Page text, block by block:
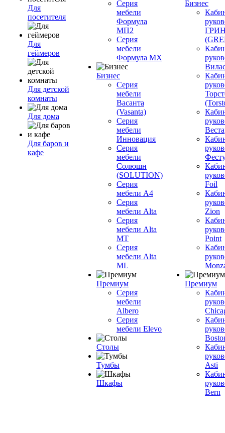
Для
посетителя
Для
геймеров
Для детской
комнаты
Для дома
Для баров и
кафе
Серия
мебели
Формула
МП2
Серия
мебели
Формула МХ
Бизнес
Серия
мебели
Васанта
(Vasanta)
Серия
мебели
Инновация
Серия
мебели
Солюшн
(SOLUTION)
Серия
мебели A4
Серия
мебели Alta
Серия
мебели Alta
MT
Серия
мебели Alta
ML
Премиум
Серия
мебели
Albero
Серия
мебели Elevo
Столы
Тумбы
Шкафы
Бизнес
Foil
Zion
Point
Премиум
Asti
Bern